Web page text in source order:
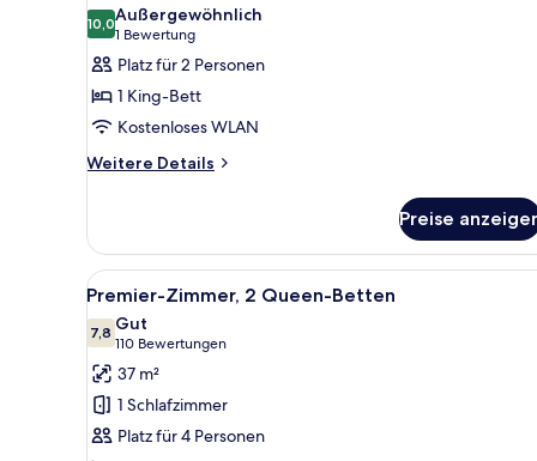
10,010,0 von 10
Außergewöhnlich
1 Bewertung
(1
Bewertung)
Platz für 2 Personen
1 King-Bett
Kostenloses WLAN
Weitere Details
Weitere
King
Room
Preise
Alle
Fotos
für
Premier-
Zimmer,
2 Queen-
Betten
Ein Hotelzimmer mit zwei
5
Premier-Zimmer, 2 Queen-Betten
7,87,8 von 10
Gut
110 Bewertungen
(110
Bewertungen)
37 m²
1 Schlafzimmer
Platz für 4 Personen